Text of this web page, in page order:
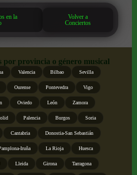
en la
Volver a
Conciertos
por provincia o género musical
Valencia Bilbao Sevilla
Ourense Pontevedra Vigo
Oviedo León Zamora
Palencia Burgos Soria
Cantabria Donostia-San Sebastián
Iruña La Rioja Huesca
Lleida Girona Tarragona